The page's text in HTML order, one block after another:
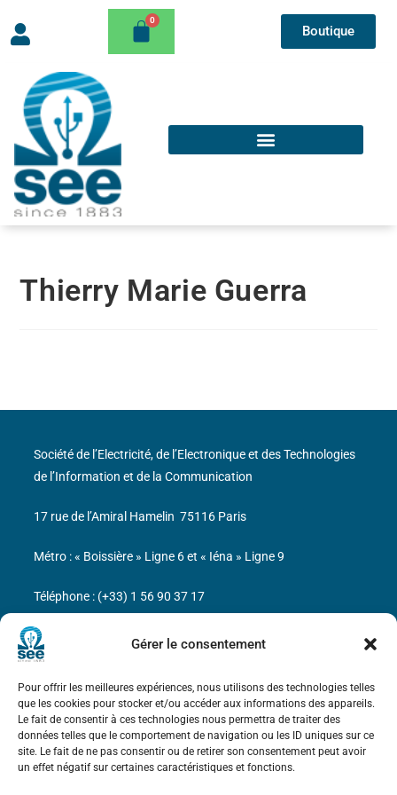
Gérer le consentement
Pour offrir les meilleures expériences, nous utilisons des technologies telles
que les cookies pour stocker et/ou accéder aux informations des appareils.
Le fait de consentir à ces technologies nous permettra de traiter des
données telles que le comportement de navigation ou les ID uniques sur ce
site. Le fait de ne pas consentir ou de retirer son consentement peut avoir
un effet négatif sur certaines caractéristiques et fonctions.
Boutique
Thierry Marie Guerra
Bicentenaire des découvertes d’André-
Marie Ampère
Mentions légales
Société de l’Electricité, de l’Electronique et des Technologies
de l’Information et de la Communication
17 rue de l’Amiral Hamelin 75116 Paris
Métro : « Boissière » Ligne 6 et « Iéna » Ligne 9
Téléphone : (+33) 1 56 90 37 17
N° de SIREN : 785 393 232, Code APE : 9412Z TVA intra-
communautaire : FR44 785 393 232